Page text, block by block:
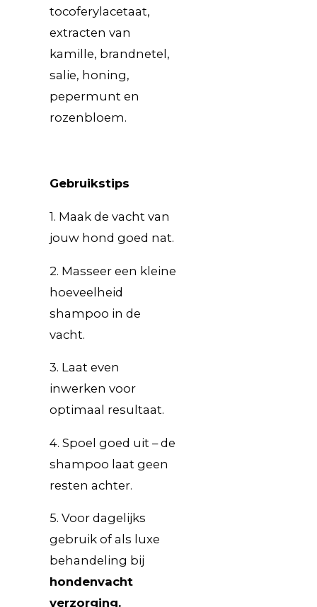
tocoferylacetaat,
extracten van
kamille, brandnetel,
salie, honing,
pepermunt en
rozenbloem.
Gebruikstips
1. Maak de vacht van
jouw hond goed nat.
2. Masseer een kleine
hoeveelheid
shampoo in de
vacht.
3. Laat even
inwerken voor
optimaal resultaat.
4. Spoel goed uit – de
shampoo laat geen
resten achter.
5. Voor dagelijks
gebruik of als luxe
behandeling bij
hondenvacht
verzorging.